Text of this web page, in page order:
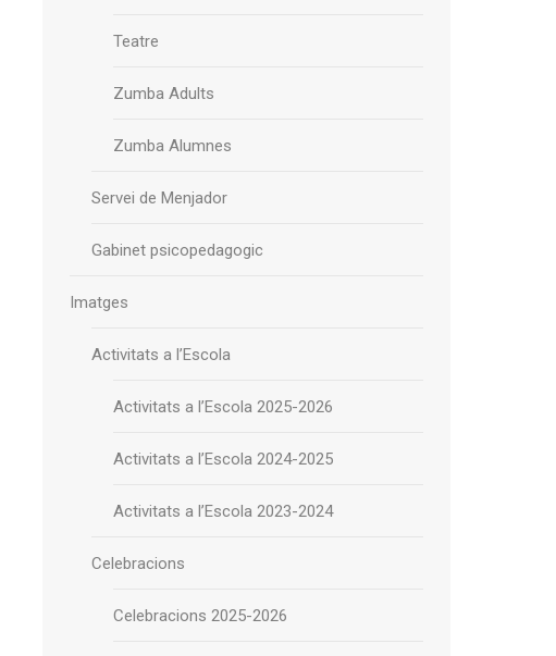
Teatre
Zumba Adults
Zumba Alumnes
Servei de Menjador
Gabinet psicopedagogic
Imatges
Activitats a l’Escola
Activitats a l’Escola 2025-2026
Activitats a l’Escola 2024-2025
Activitats a l’Escola 2023-2024
Celebracions
Celebracions 2025-2026